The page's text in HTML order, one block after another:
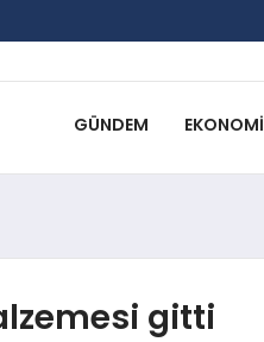
GÜNDEM EKONOMI
gitti